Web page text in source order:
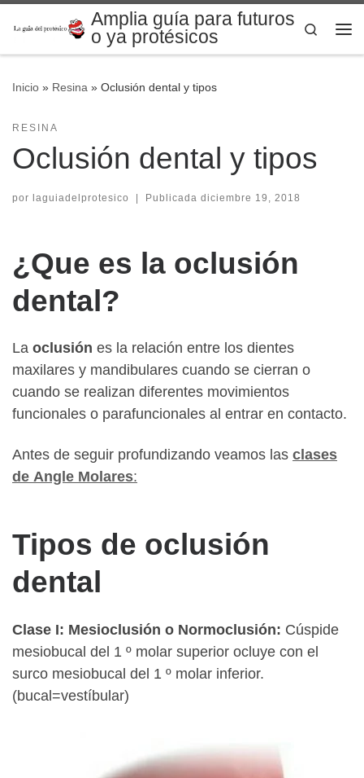
Saltar al contenidoAmplia guía para futuros
o ya protésicos
Search
Inicio » Resina » Oclusión dental y tipos
RESINA
Oclusión dental y tipos
por laguiadelprotesico | Publicada diciembre 19, 2018
¿Que es la oclusión
dental?
La oclusión es la relación entre los dientes
maxilares y mandibulares cuando se cierran o
cuando se realizan diferentes movimientos
funcionales o parafuncionales al entrar en contacto.
Antes de seguir profundizando veamos las clases
de Angle Molares:
Tipos de oclusión
dental
Clase I: Mesioclusión o Normoclusión: Cúspide
mesiobucal del 1 º molar superior ocluye con el
surco mesiobucal del 1 º molar inferior.
(bucal=vestíbular)